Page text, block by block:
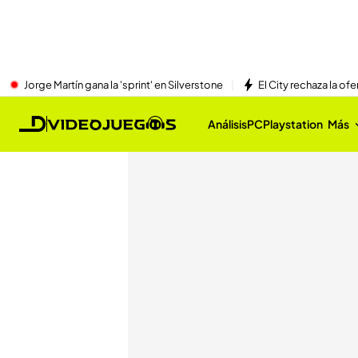
Jorge Martín gana la 'sprint' en Silverstone El City rechaza la
AnálisisPCPlaystation Más